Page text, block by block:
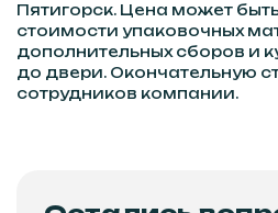
Пятигорск. Цена может
стоимости упаковочных
дополнительных сборов и
до двери. Окончательную
сотрудников компании.